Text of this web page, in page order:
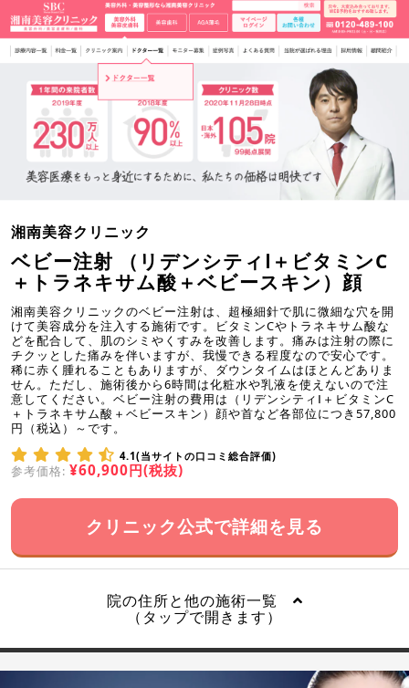
湘南美容クリニック
ベビー注射 （リデンシティⅠ＋ビタミンC
＋トラネキサム酸＋ベビースキン）顔
湘南美容クリニックのベビー注射は、超極細針で肌に微細な穴を開
けて美容成分を注入する施術です。ビタミンCやトラネキサム酸な
どを配合して、肌のシミやくすみを改善します。痛みは注射の際に
チクッとした痛みを伴いますが、我慢できる程度なので安心です。
稀に赤く腫れることもありますが、ダウンタイムはほとんどありま
せん。ただし、施術後から6時間は化粧水や乳液を使えないので注
意してください。ベビー注射の費用は（リデンシティⅠ＋ビタミンC
＋トラネキサム酸＋ベビースキン）顔や首など各部位につき57,800
円（税込）～です。
4.1(当サイトの口コミ総合評価)
参考価格: ¥60,900円(税抜)
クリニック公式で詳細を見る
院の住所と他の施術一覧
（タップで開きます）